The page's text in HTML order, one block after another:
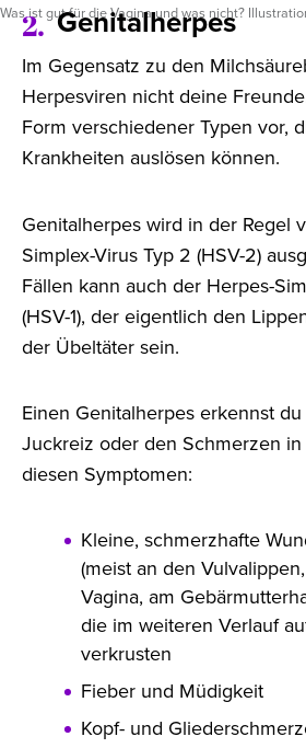
Was ist gut für die Vagina und was nicht?
2. Genitalherpes
Im Gegensatz zu den
Herpesviren nicht deine
Form verschiedener Typen vor,
Krankheiten auslösen können.
Genitalherpes wird in der Regel
Simplex-Virus Typ 2 (HSV-2)
Fällen kann auch der Herpes-
(HSV-1), der eigentlich den
der Übeltäter sein.
Einen Genitalherpes erkennst
Juckreiz oder den Schmerzen
diesen Symptomen:
Kleine, schmerzhafte
(meist an den
Vagina, am
die im weiteren Verlauf
verkrusten
Fieber und Müdigkeit
Kopf- und